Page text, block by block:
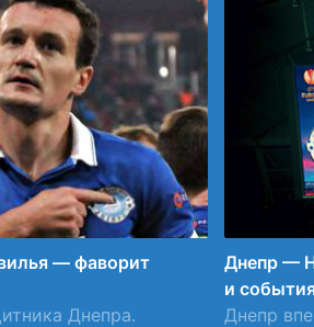
— фаворит
Днепра.
Днепр —
и
Днепр